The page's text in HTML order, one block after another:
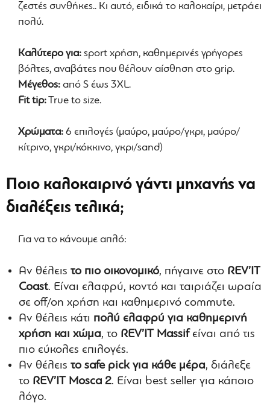
ζεστές συνθήκες.. Κι αυτό, ειδικά το καλοκαίρι, μετράει
πολύ.
Καλύτερο για: sport χρήση, καθημερινές γρήγορες
βόλτες, αναβάτες που θέλουν αίσθηση στο grip.
Μέγεθος: από S έως 3XL.
Fit tip:True to size.
Χρώματα: 6 επιλογές (μαύρο, μαύρο/γκρι, μαύρο/
κίτρινο, γκρι/κόκκινο, γκρι/sand)
Ποιο καλοκαιρινό γάντι μηχανής να
διαλέξεις τελικά;
Για να το κάνουμε απλό:
Αν θέλεις το πιο οικονομικό, πήγαινε στο REV’IT
Coast. Είναι ελαφρύ, κοντό και ταιριάζει ωραία
σε off/on χρήση και καθημερινό commute.
Αν θέλεις κάτι πολύ ελαφρύ για καθημερινή
χρήση και χώμα, το REV’IT Massifείναι από τις
πιο εύκολες επιλογές.
Αν θέλεις το safe pick για κάθε μέρα, διάλεξε
το REV’IT Mosca 2. Είναι best seller για κάποιο
λόγο.